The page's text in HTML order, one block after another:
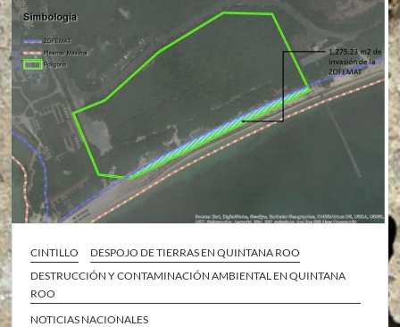
CINTILLO
DESPOJO DE TIERRAS EN QUINTANA ROO
DESTRUCCIÓN Y CONTAMINACIÓN AMBIENTAL EN QUINTANA
ROO
NOTICIAS NACIONALES